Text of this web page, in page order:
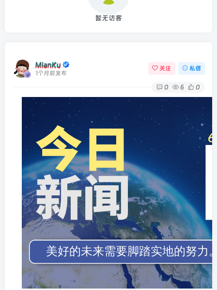
暂无访客
MianKu
1个月前发布
关注 私信
0 6 0